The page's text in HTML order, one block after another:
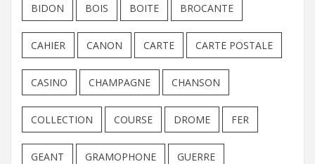
BIDON BOIS BOITE BROCANTE
CAHIER CANON CARTE CARTE POSTALE
CASINO CHAMPAGNE CHANSON
COLLECTION COURSE DROME FER
GEANT GRAMOPHONE GUERRE